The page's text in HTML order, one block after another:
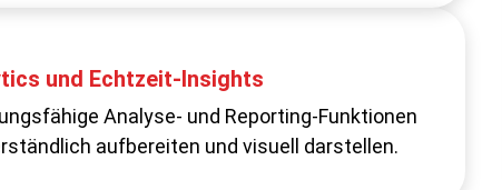
Basis unvollständiger Daten
auf statischen Reports oder veralteten
und Echtzeit-Insights
Analyse- und Reporting-Funktionen
aufbereiten und visuell darstellen.